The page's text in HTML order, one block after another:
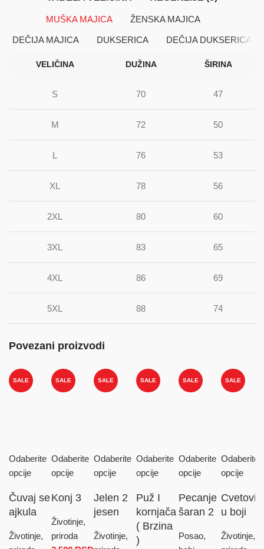
MUŠKA MAJICA ŽENSKA MAJICA
DEČIJA MAJICA DUKSERICA DEČIJA DUKSERICA
VELIČINA DUŽINA ŠIRINA
S 70 47
M 72 50
L 76 53
XL 78 56
2XL 80 60
3XL 83 65
4XL 86 69
5XL 88 74
Povezani proizvodi
SALE
Odaberite
opcije
Čuvaj se
ajkula
Životinje,
SALE
Odaberite
opcije
Konj 3
Životinje,
priroda
SALE
Odaberite
opcije
Jelen 2
jesen
Životinje,
SALE
Odaberite
opcije
Puž I
kornjača
( Brzina
)
SALE
Odaberite
opcije
Pecanje
šaran 2
Posao,
SALE
Odaberite
opcije
Cvetovi
u boji
Životinje,